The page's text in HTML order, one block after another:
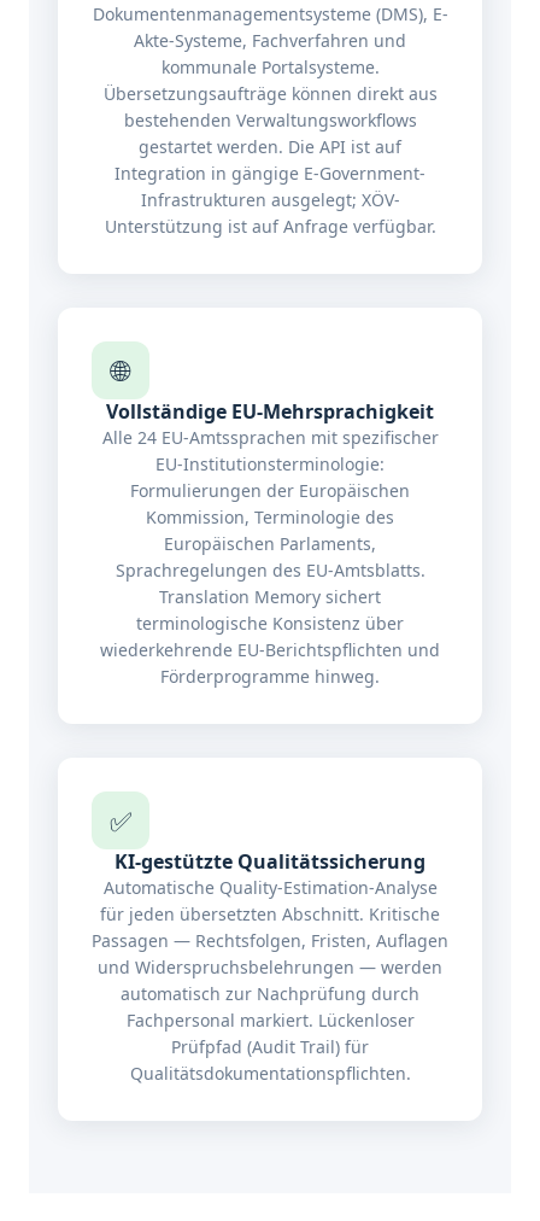
Dokumentenmanagementsysteme (DMS), E-
Akte-Systeme, Fachverfahren und
kommunale Portalsysteme.
Übersetzungsaufträge können direkt aus
bestehenden Verwaltungsworkflows
gestartet werden. Die API ist auf
Integration in gängige E-Government-
Infrastrukturen ausgelegt; XÖV-
Unterstützung ist auf Anfrage verfügbar.
🌐
Vollständige EU-Mehrsprachigkeit
Alle 24 EU-Amtssprachen mit spezifischer
EU-Institutionsterminologie:
Formulierungen der Europäischen
Kommission, Terminologie des
Europäischen Parlaments,
Sprachregelungen des EU-Amtsblatts.
Translation Memory sichert
terminologische Konsistenz über
wiederkehrende EU-Berichtspflichten und
Förderprogramme hinweg.
✅
KI-gestützte Qualitätssicherung
Automatische Quality-Estimation-Analyse
für jeden übersetzten Abschnitt. Kritische
Passagen — Rechtsfolgen, Fristen, Auflagen
und Widerspruchsbelehrungen — werden
automatisch zur Nachprüfung durch
Fachpersonal markiert. Lückenloser
Prüfpfad (Audit Trail) für
Qualitätsdokumentationspflichten.